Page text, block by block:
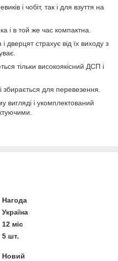
і чобіт, так і для взуття на
і в той же час компактна.
і дверцят страхує від їх виходу з
тільки високоякісний ДСП і
збирається для перевезення.
вигляді і укомплектований
Нагода
Україна
12 міс
5 шт.
Новий